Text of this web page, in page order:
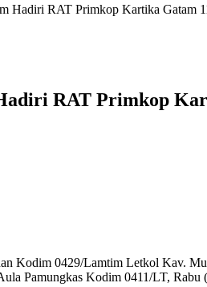
Hadiri RAT Primkop Kartika Gatam
RAT Primkop
Kodim 0429/Lamtim Letkol Kav.
Pamungkas Kodim 0411/LT, Rabu